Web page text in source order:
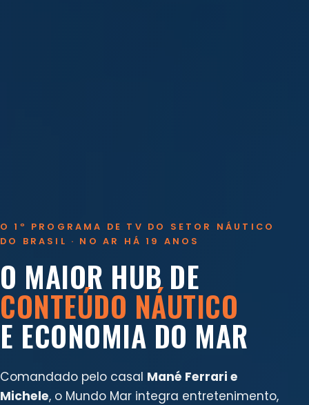
O 1º PROGRAMA DE TV DO SETOR NÁUTICO
DO BRASIL · NO AR HÁ 19 ANOS
O MAIOR HUB DE
CONTEÚDO NÁUTICO
E ECONOMIA DO MAR
Comandado pelo casal Mané Ferrari e
Michele, o Mundo Mar integra entretenimento,